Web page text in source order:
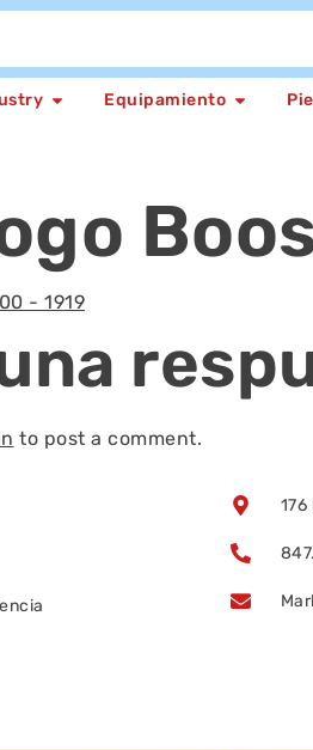
Equipamiento
- 1919
to post a comment.